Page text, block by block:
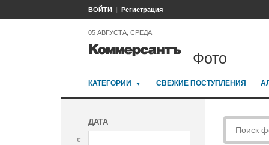
ВОЙТИ Регистрация
05 АВГУСТА, СРЕДА
Фото
КАТЕГОРИИ СВЕЖИЕ ПОСТУПЛЕНИЯ
ДАТА
с